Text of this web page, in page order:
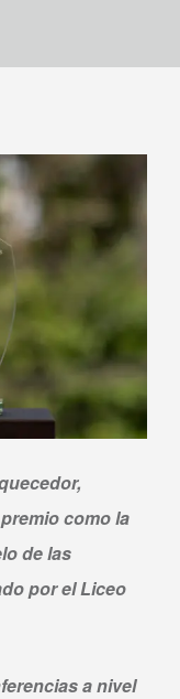
como la
de las
por el Liceo
a nivel